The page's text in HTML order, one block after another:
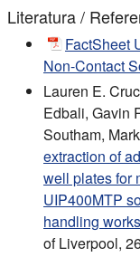
Literatura /
FactSheet
Non-Contact
Lauren E.
Edbali, Gavin
Southam,
extraction of
well plates for
UIP400MTP
handling
of Liverpool,